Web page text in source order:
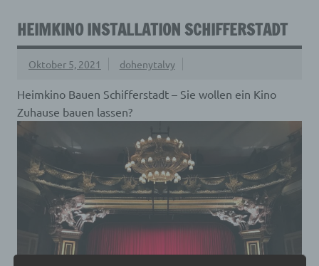
HEIMKINO INSTALLATION SCHIFFERSTADT
Oktober 5, 2021 dohenytalvy
Heimkino Bauen Schifferstadt – Sie wollen ein Kino
Zuhause bauen lassen?